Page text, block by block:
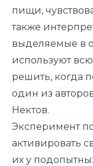
пищи,
также
выделяемые в
используют
решить, когда
один из
Нектов.
Эксперимент
активировать
их у